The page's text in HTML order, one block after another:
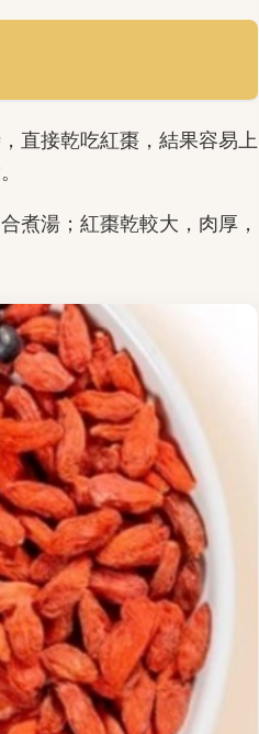
直接乾吃紅棗，結果容易上
煮湯；紅棗乾較大，肉厚，